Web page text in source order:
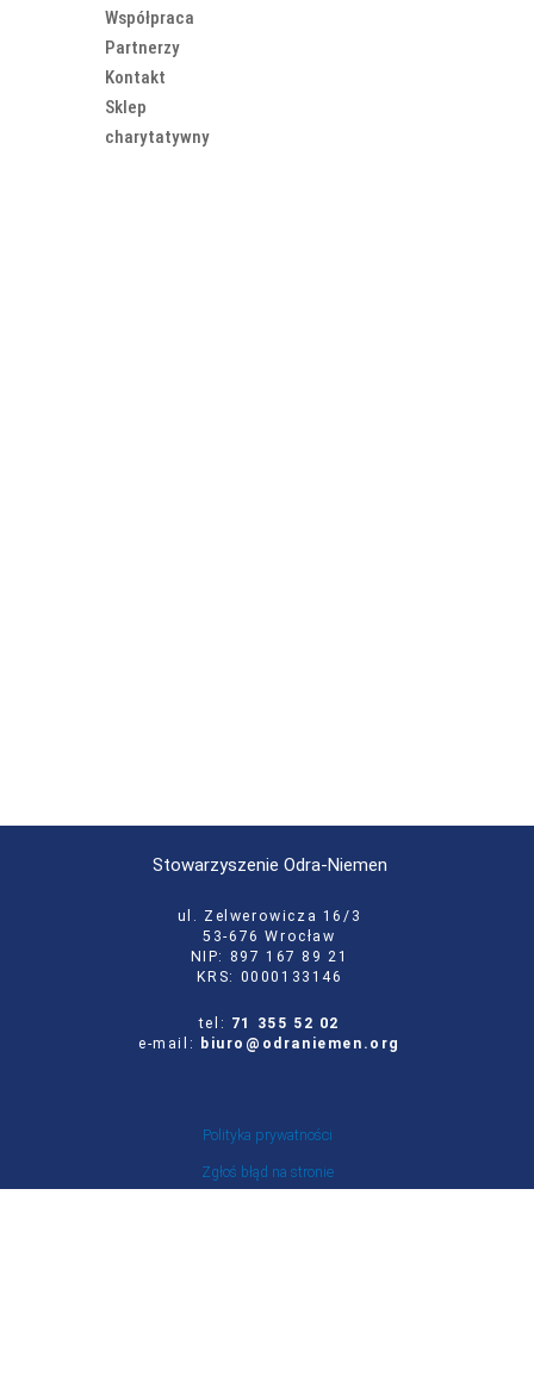
Współpraca
Partnerzy
Kontakt
Sklep
charytatywny
Stowarzyszenie Odra-Niemen
ul. Zelwerowicza 16/3
53-676 Wrocław
NIP: 897 167 89 21
KRS: 0000133146
tel: 71 355 52 02
e-mail:
biuro@odraniemen.org
Polityka prywatności
Zgłoś błąd na stronie